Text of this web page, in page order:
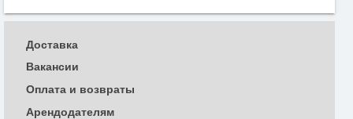
Доставка
Вакансии
Оплата и возвраты
Арендодателям